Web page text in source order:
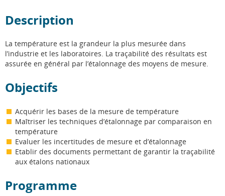
Description
La température est la grandeur la plus mesurée dans
l’industrie et les laboratoires. La traçabilité des résultats est
assurée en général par l’étalonnage des moyens de mesure.
Objectifs
Acquérir les bases de la mesure de température
Maîtriser les techniques d’étalonnage par comparaison en
température
Evaluer les incertitudes de mesure et d’étalonnage
Etablir des documents permettant de garantir la traçabilité
aux étalons nationaux
Programme